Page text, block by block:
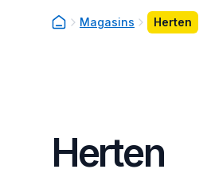
Magasins Herten
Herten